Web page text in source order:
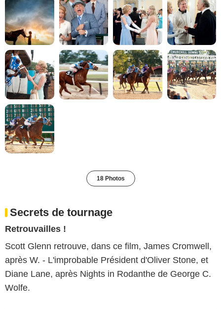
18 Photos
Secrets de tournage
Retrouvailles !
Scott Glenn retrouve, dans ce film, James Cromwell,
après W. - L'improbable Président d'Oliver Stone, et
Diane Lane, après Nights in Rodanthe de George C.
Wolfe.